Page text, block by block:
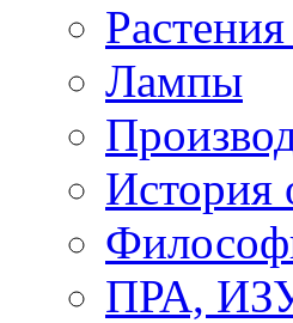
Лампы
История
ПРА,